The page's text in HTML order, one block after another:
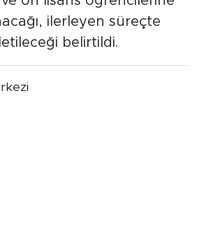
ilerleyen süreçte
belirtildi.